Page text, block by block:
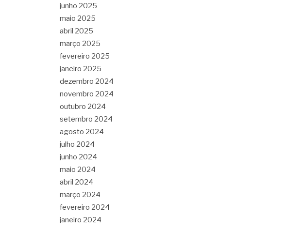
junho 2025
maio 2025
abril 2025
março 2025
fevereiro 2025
janeiro 2025
dezembro 2024
novembro 2024
outubro 2024
setembro 2024
agosto 2024
julho 2024
junho 2024
maio 2024
abril 2024
março 2024
fevereiro 2024
janeiro 2024